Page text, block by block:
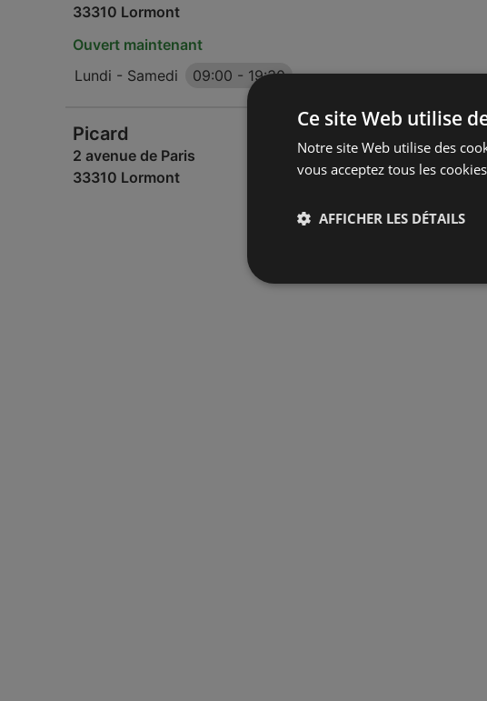
33310 Lormont
Ouvert maintenant
Lundi - Samedi
09:00 - 19:30
Picard
2 avenue de Paris
33310 Lormont
Ce site Web utilise
Notre site Web utilise des
vous acceptez tous les
AFFICHER LES DÉTAILS